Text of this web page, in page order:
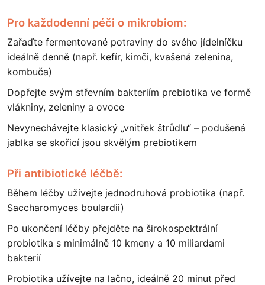
Pro každodenní péči o mikrobiom:
Zařaďte fermentované potraviny do svého jídelníčku
ideálně denně (např. kefír, kimči, kvašená zelenina,
kombuča)
Dopřejte svým střevním bakteriím prebiotika ve formě
vlákniny, zeleniny a ovoce
Nevynechávejte klasický „vnitřek štrůdlu“ – podušená
jablka se skořicí jsou skvělým prebiotikem
Při antibiotické léčbě:
Během léčby užívejte jednodruhová probiotika (např.
Saccharomyces boulardii)
Po ukončení léčby přejděte na širokospektrální
probiotika s minimálně 10 kmeny a 10 miliardami
bakterií
Probiotika užívejte na lačno, ideálně 20 minut před